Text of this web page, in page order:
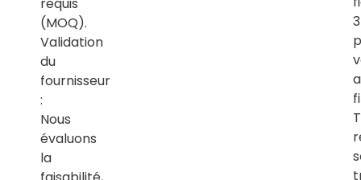
requis
(MOQ).
Validation
du
fournisseur
:
Nous
évaluons
la